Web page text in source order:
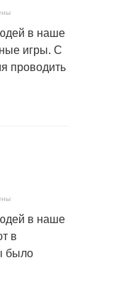
в наше
игры. С
проводить
в наше
в
было